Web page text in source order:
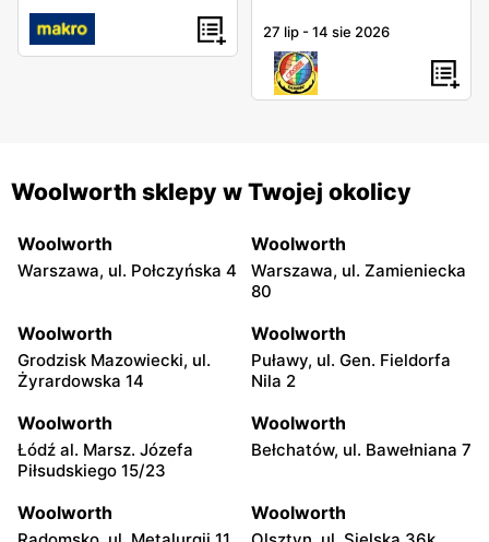
27 lip -14 sie 2026
Woolworth sklepy w Twojej okolicy
Woolworth
Warszawa, ul. Połczyńska 4
Woolworth
Warszawa, ul. Zamieniecka
80
Woolworth
Grodzisk Mazowiecki, ul.
Żyrardowska 14
Woolworth
Puławy, ul. Gen. Fieldorfa
Nila 2
Woolworth
Łódź al. Marsz. Józefa
Piłsudskiego 15/23
Woolworth
Bełchatów, ul. Bawełniana 7
Woolworth Woolworth